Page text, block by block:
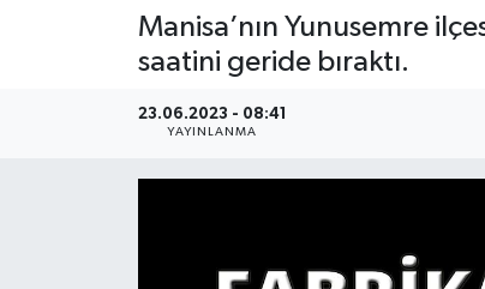
Manisa’nın Yunusemre
saatini geride bıraktı.
23.06.2023 - 08:41
YAYINLANMA
Programlar